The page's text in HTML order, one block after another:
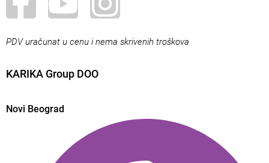
PDV uračunat u cenu i nema skrivenih troškova
KARIKA Group DOO
Novi Beograd